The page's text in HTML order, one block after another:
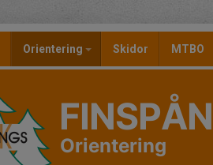
Orientering Skidor MTBO
Orientering